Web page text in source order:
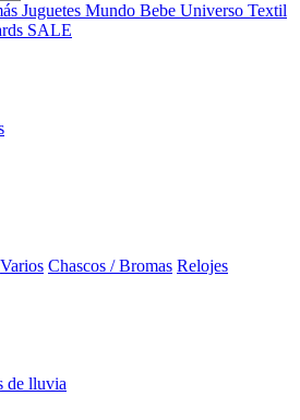
Juguetes Mundo Bebe Universo Textil
SALE
Varios Chascos / Bromas Relojes
de lluvia